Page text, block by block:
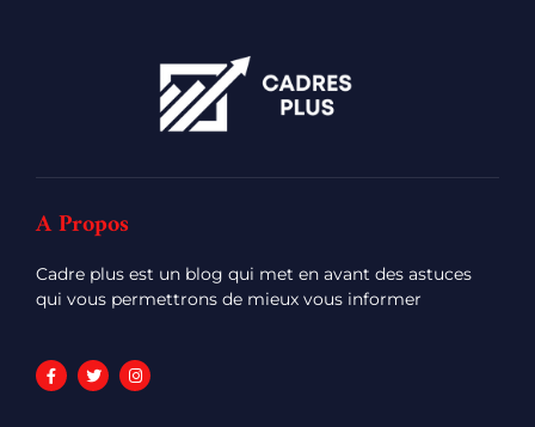
A Propos
Cadre plus est un blog qui met en avant des astuces
qui vous permettrons de mieux vous informer